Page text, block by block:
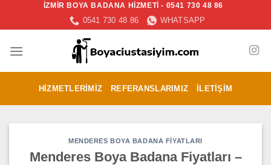
İZMİR BOYA BADANA HİZMETİ - 0541 730 48 86
0541 730 48 86 WHATSAPP
HIZMETLERIMIZ REFERANSLARIMIZ İLETIŞIM
MENDERES BOYA BADANA FIYATLARI
Menderes Boya Badana Fiyatları –